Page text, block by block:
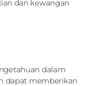
dan kewangan
dalam
dapat memberikan